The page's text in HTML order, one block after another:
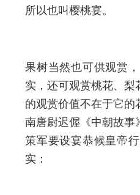
所以也叫樱桃宴。
果树当然也可供观赏
实，还可观赏桃花、
的观赏价值不在于它
南唐尉迟偓《中朝故事
策军要设宴恭候皇帝
实：